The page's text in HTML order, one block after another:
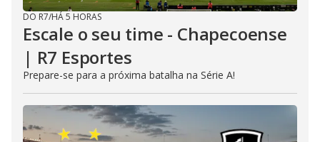
DO R7/HÁ 5 HORAS
Escale o seu time - Chapecoense
| R7 Esportes
Prepare-se para a próxima batalha na Série A!